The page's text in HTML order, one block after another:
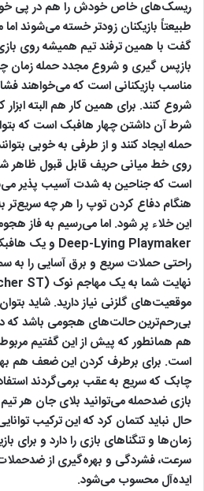
ریسک‌های خاص خودش را هم در پی
طبیعتاً بازیکنان زودتر خسته می‌شوند
گفت با همین ترفند تیم همیشه روی
بازپس گیری و شروع مجدد حمله زمان
مناسب بازیکنانی است که می‌خواهند
شروع کنند. برای همین کار هم البته ابزار
شرط آن داشتن چهار هافبک است که
حمله ایجاد کنند و از طرفی به خوبی
روی خط میانی حریف قابل قبول ظاهر
است که جناحین به شدت آسیب پذیر
هنگام دفاع کردن توپ را هر چه سریع‌تر
این خلاء پر شود. اما می‌رسیم به فاز
راحتی حملات سریع و برق آسایی را به
موقعیت‌های گلزنی نیاز دارید. شاید
هم همانطور که پیش از این گفتیم
است. برای برطرف کردن این ضعف هم
چابک که سریع به عقب برمی‌گردند
بازی ضدحمله می‌توانید بلای جان هر
حال نباید کتمان کرد که این ترکیب
زمان‌ها و تنگناهای بازی را دارد و برای
سرعت، فشردگی و بهره‌گیری از
ایده‌آل محسوب می‌شود.